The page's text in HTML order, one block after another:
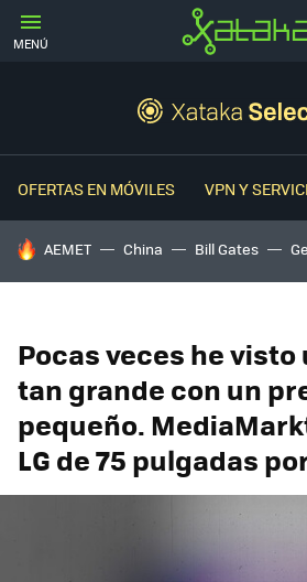
MENÚ
OFERTAS EN MÓVILES VPN Y
HOY SE HABLA DE
AEMET China Bill Gates
Pocas veces he
tan grande con un
pequeño.
LG de 75 pulgadas